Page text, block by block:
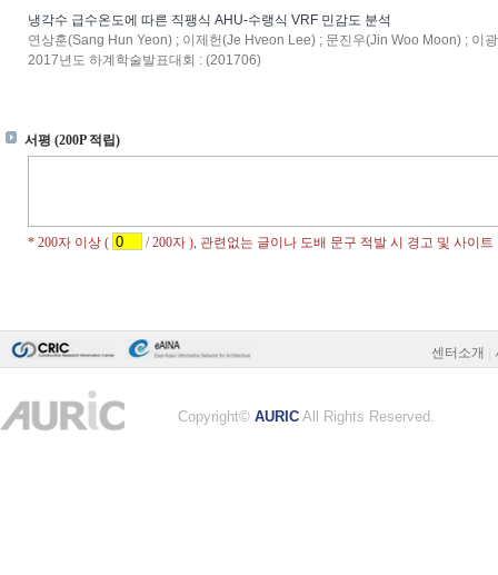
냉각수 급수온도에 따른 직팽식 AHU-수랭식 VRF 민감도 분석
연상훈(Sang Hun Yeon) ; 이제헌(Je Hveon Lee) ; 문진우(Jin Woo Moon) ; 이
2017년도 하계학술발표대회 : (201706)
센터소개
Copyright© AURIC All Rights Reserved.